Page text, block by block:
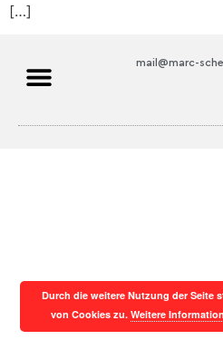
[…]
mail@marc-
Durch die weitere Nutzung der Seite
von Cookies zu.Weitere